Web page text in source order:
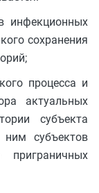
инфекционных
сохранения
процесса и
актуальных
субъекта
ним субъектов